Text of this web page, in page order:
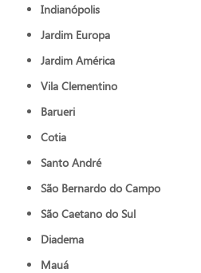
Indianópolis
Jardim Europa
Jardim América
Vila Clementino
Barueri
Cotia
Santo André
São Bernardo do Campo
São Caetano do Sul
Diadema
Mauá